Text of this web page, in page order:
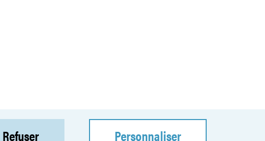
Refuser Personnaliser